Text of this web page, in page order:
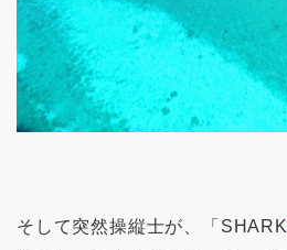
そして突然操縦士が、「SHARK